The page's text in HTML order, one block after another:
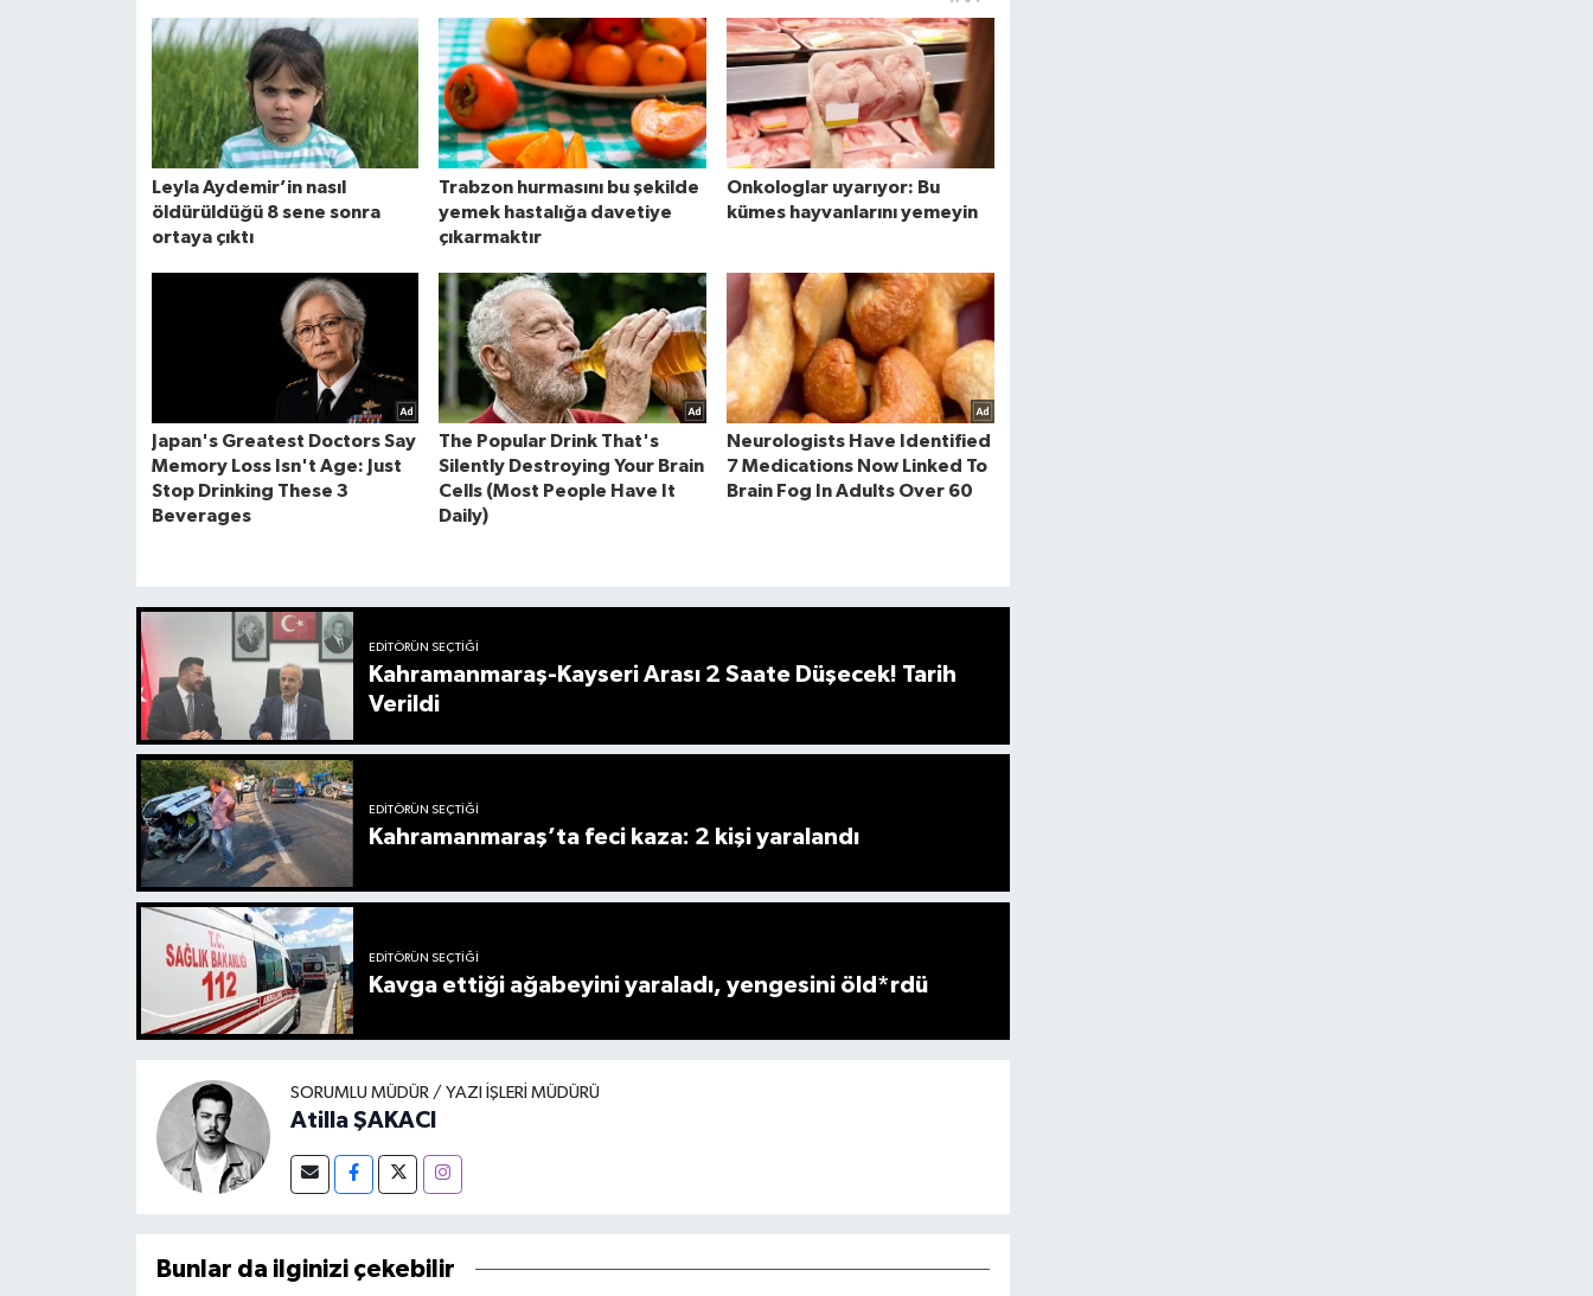
EDITÖRÜN SEÇTIĞI
Kahramanmaraş-Kayseri Arası 2 Saate Düşecek! Tarih
Verildi
EDITÖRÜN SEÇTIĞI
Kahramanmaraş’ta feci kaza: 2 kişi yaralandı
EDITÖRÜN SEÇTIĞI
Kavga ettiği ağabeyini yaraladı, yengesini öld*rdü
SORUMLU MÜDÜR / YAZI İŞLERI MÜDÜRÜ
Atilla ŞAKACI
Bunlar da ilginizi çekebilir